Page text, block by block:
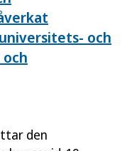
och
den